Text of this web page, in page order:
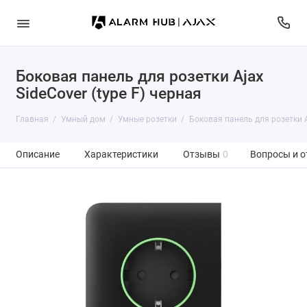
Боковая панель для розетки Ajax
SideCover (type F) черная
Главная Умный дом Умные розетки Боковая панель для розетки
Описание Характеристики Отзывы 0 Вопросы и